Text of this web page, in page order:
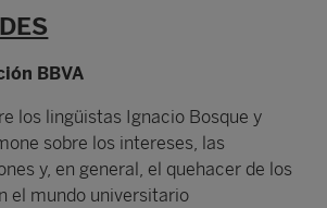
BBVA
los lingüistas Ignacio Bosque y
sobre los intereses, las
y, en general, el quehacer de los
el mundo universitario